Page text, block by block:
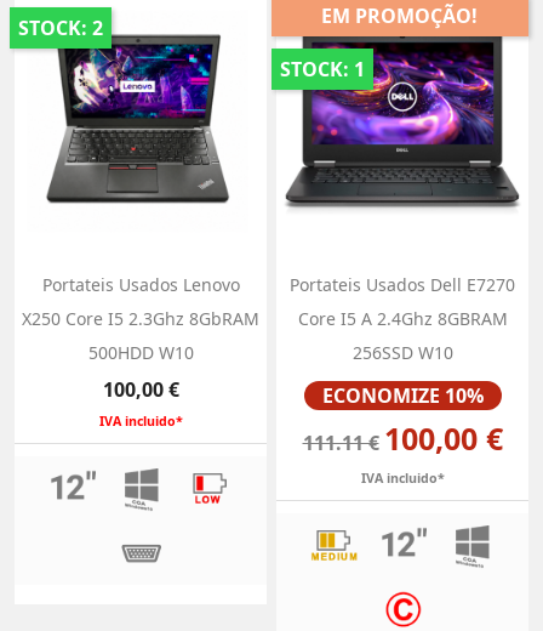
STOCK: 2
Portateis Usados Lenovo
X250 Core I5 2.3Ghz 8GbRAM
500HDD W10
Preço
100,00 €
IVA incluido*
EM PROMOÇÃO!
STOCK: 1
Portateis Usados Dell E7270
Core I5 A 2.4Ghz 8GBRAM
256SSD W10
Preço
ECONOMIZE 10%
111.11 € 100,00 €
IVA incluido*